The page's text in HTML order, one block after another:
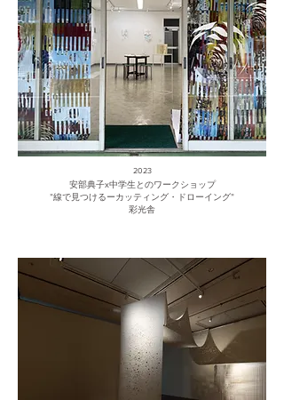
2023
安部典子x中学生とのワークショップ
”線で見つけるーカッティング・ドローイング”
彩光舎